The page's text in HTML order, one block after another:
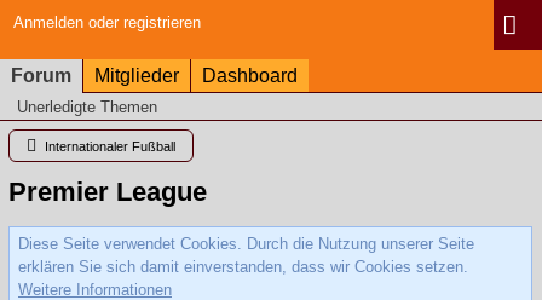
Anmelden oder registrieren
Forum Mitglieder Dashboard
Unerledigte Themen
Internationaler Fußball
Premier League
Diese Seite verwendet Cookies. Durch die Nutzung unserer Seite
erklären Sie sich damit einverstanden, dass wir Cookies setzen.
Weitere Informationen